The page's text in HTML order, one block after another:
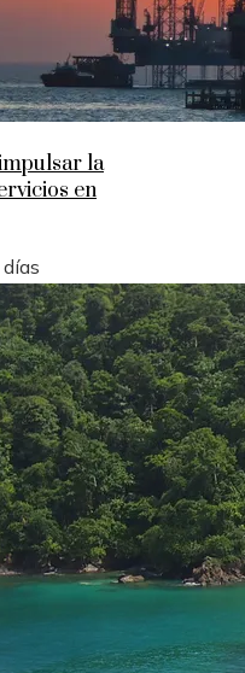
la
en